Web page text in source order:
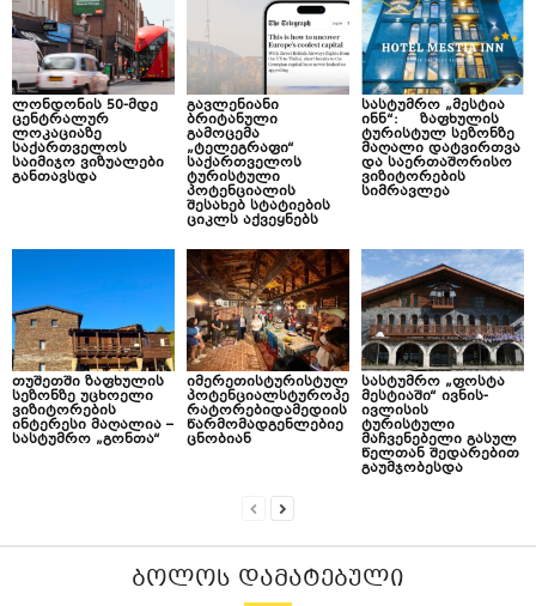
ლონდონის 50-მდე
ცენტრალურ
ლოკაციაზე
საქართველოს
საიმიჯო ვიზუალები
განთავსდა
გავლენიანი
ბრიტანული
გამოცემა
„ტელეგრაფი“
საქართველოს
ტურისტული
პოტენციალის
შესახებ სტატიების
ციკლს აქვეყნებს
სასტუმრო „მესტია
ინნ“: ზაფხულის
ტურისტულ სეზონზე
მაღალი დატვირთვა
და საერთაშორისო
ვიზიტორების
სიმრავლეა
თუშეთში ზაფხულის
სეზონზე უცხოელი
ვიზიტორების
ინტერესი მაღალია –
სასტუმრო „გონთა“
იმერეთისტურისტულ
პოტენციალსტუროპე
რატორებიდამედიის
წარმომადგენლებიე
ცნობიან
სასტუმრო „ფოსტა
მესტიაში“ ივნის-
ივლისის
ტურისტული
მაჩვენებელი გასულ
წელთან შედარებით
გაუმჯობესდა
ᲑᲝᲚᲝᲡ ᲓᲐᲛᲐᲢᲔᲑᲣᲚᲘ